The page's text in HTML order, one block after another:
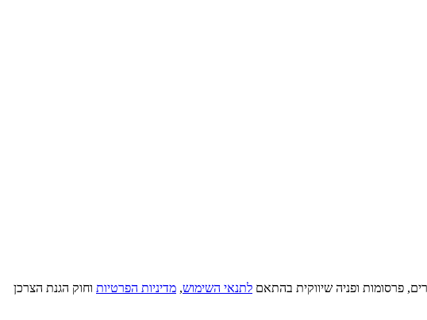
פרסומות ופניה שיווקית בהתאם לתנאי השימוש, מדיניות הפרטיות וחוק הגנת הצרכן